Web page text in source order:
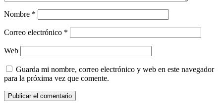
Nombre *
Correo electrónico *
Web
Guarda mi nombre, correo electrónico y web en este navegador
para la próxima vez que comente.